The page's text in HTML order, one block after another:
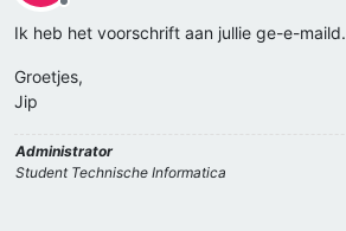
Offline
Ik heb het voorschrift aan jullie ge-e-maild.
Groetjes,
Jip
Administrator
Student Technische Informatica